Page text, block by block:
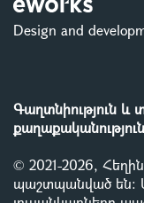
Design and
Գաղտնիություն և
քաղաքականություն
© 2021-2026,
պաշտպանված են: